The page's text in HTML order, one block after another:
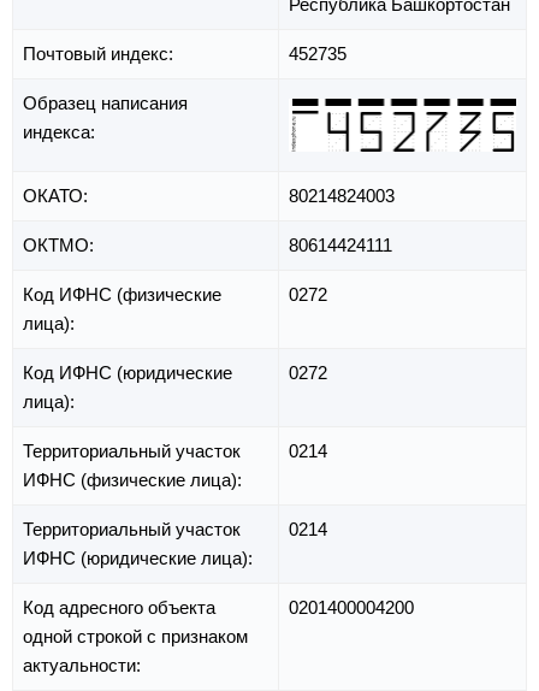
Республика Башкортостан
Почтовый индекс: 452735
Образец написания
индекса:
ОКАТО: 80214824003
ОКТМО: 80614424111
Код ИФНС (физические
лица):
0272
Код ИФНС (юридические
лица):
0272
Территориальный участок
ИФНС (физические лица):
0214
Территориальный участок
ИФНС (юридические лица):
0214
Код адресного объекта
одной строкой с признаком
актуальности:
0201400004200